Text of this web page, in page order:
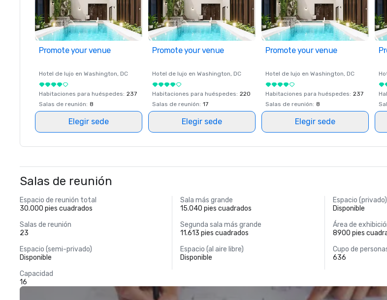
Promote your venue
Hotel de lujo en Washington, DC
Habitaciones para huéspedes: 237
Salas de reunión: 8
Elegir sede
Promote your venue
Hotel de lujo en Washington, DC
Habitaciones para huéspedes: 220
Salas de reunión: 17
Elegir sede
Promote your venue
Hotel de lujo en Washington, DC
Habitaciones para huéspedes: 237
Salas de reunión: 8
Elegir sede
Salas de reunión
Espacio de reunión total
30.000 pies cuadrados
Sala más grande
15.040 pies cuadrados
Espacio (privado)
Disponible
Salas de reunión
23
Segunda sala más grande
11.613 pies cuadrados
Área de
8900 pies
Espacio (semi-privado)
Disponible
Espacio (al aire libre)
Disponible
Cupo de
636
Capacidad
16